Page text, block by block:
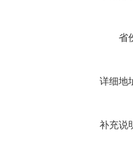
省
详细地
补充说